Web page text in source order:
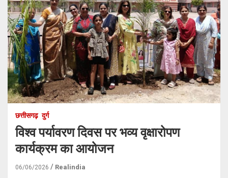
छत्तीसगढ़ दुर्ग
विश्व पर्यावरण दिवस पर भव्य वृक्षारोपण
कार्यक्रम का आयोजन
06/06/2026 Realindia